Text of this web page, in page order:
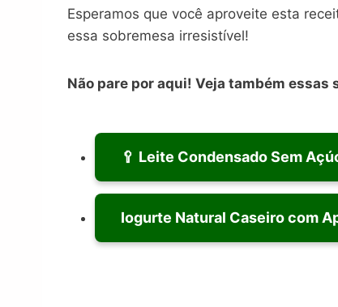
Esperamos que você aproveite esta
essa sobremesa irresistível!
Não pare por aqui! Veja também essas
🥄 Leite Condensado Sem
Iogurte Natural Caseiro com